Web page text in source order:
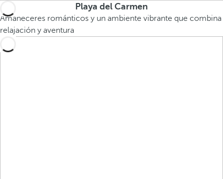
Playa del Carmen
Amaneceres románticos y un ambiente vibrante que combina
relajación y aventura